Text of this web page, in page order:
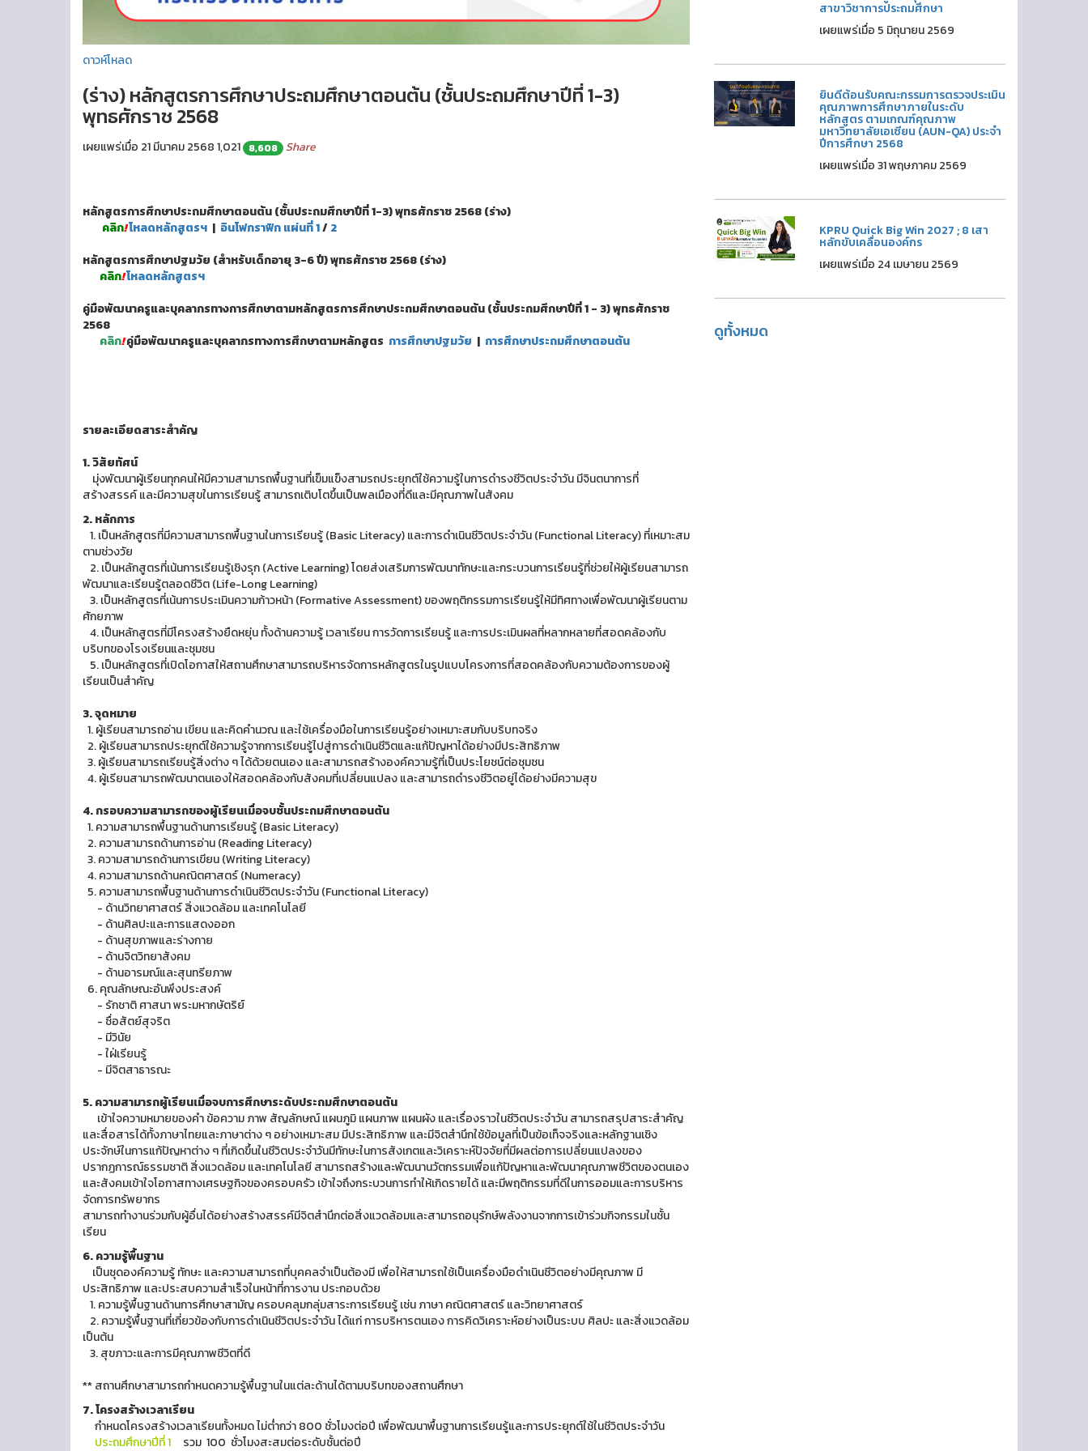
ดาวห์โหลด
(ร่าง) หลักสูตรการศึกษาประถมศึกษาตอนต้น (ชั้นประถมศึกษาปีที่ 1-3)
พุทธศักราช 2568
เผยแพร่เมื่อ 21 มีนาคม 25681,021 8,608 Share
หลักสูตรการศึกษาประถมศึกษาตอนต้น (ชั้นประถมศึกษาปีที่ 1-3) พุทธศักราช 2568 (ร่าง)
คลิก!โหลดหลักสูตรฯ | อินโฟกราฟิก แผ่นที่ 1/2
หลักสูตรการศึกษาปฐมวัย (สำหรับเด็กอายุ 3-6 ปี) พุทธศักราช 2568 (ร่าง)
คลิก!โหลดหลักสูตรฯ
คู่มือพัฒนาครูและบุคลากรทางการศึกษาตามหลักสูตรการศึกษาประถมศึกษาตอนต้น (ชั้นประถมศึกษาปีที่ 1 - 3) พุทธศักราช
2568
คลิก!คู่มือพัฒนาครูและบุคลากรทางการศึกษาตามหลักสูตร การศึกษาปฐมวัย | การศึกษาประถมศึกษาตอนต้น
รายละเอียดสาระสำคัญ
1. วิสัยทัศน์
มุ่งพัฒนาผู้เรียนทุกคนให้มีความสามารถพื้นฐานที่เข็มแข็งสามรถประยุกต์ใช้ความรู้ในการดำรงชีวิตประจำวัน มีจินตนาการที่
สร้างสรรค์ และมีความสุขในการเรียนรู้ สามารถเติบโตขึ้นเป็นพลเมืองที่ดีและมีคุณภาพในสังคม
2. หลักการ
1. เป็นหลักสูตรที่มีความสามารถพื้นฐานในการเรียนรู้ (Basic Literacy) และการดำเนินชีวิตประจำวัน (Functional Literacy) ที่เหมาะสม
ตามช่วงวัย
2. เป็นหลักสูตรที่เน้นการเรียนรู้เชิงรุก (Active Learning) โดยส่งเสริมการพัฒนาทักษะและกระบวนการเรียนรู้ที่ช่วยให้ผู้เรียนสามารถ
พัฒนาและเรียนรู้ตลอดชีวิต (Life-Long Learning)
3. เป็นหลักสูตรที่เน้นการประเมินความก้าวหน้า (Formative Assessment) ของพฤติกรรมการเรียนรู้ให้มีทิศทางเพื่อพัฒนาผู้เรียนตาม
ศักยภาพ
4. เป็นหลักสูตรที่มีโครงสร้างยืดหยุ่น ทั้งด้านความรู้ เวลาเรียน การวัดการเรียนรู้ และการประเมินผลที่หลากหลายที่สอดคล้องกับ
บริบทของโรงเรียนและชุมชน
5. เป็นหลักสูตรที่เปิดโอกาสให้สถานศึกษาสามารถบริหารจัดการหลักสูตรในรูปแบบโครงการที่สอดคล้องกับความต้องการของผู้
เรียนเป็นสำคัญ
3. จุดหมาย
1. ผู้เรียนสามารถอ่าน เขียน และคิดคำนวณ และใช้เครื่องมือในการเรียนรู้อย่างเหมาะสมกับบริบทจริง
2. ผู้เรียนสามารถประยุกต์ใช้ความรู้จากการเรียนรู้ไปสู่การดำเนินชีวิตและแก้ปัญหาได้อย่างมีประสิทธิภาพ
3. ผู้เรียนสามารถเรียนรู้สิ่งต่าง ๆ ได้ด้วยตนเอง และสามารถสร้างองค์ความรู้ที่เป็นประโยชน์ต่อชุมชน
4. ผู้เรียนสามารถพัฒนาตนเองให้สอดคล้องกับสังคมที่เปลี่ยนแปลง และสามารถดำรงชีวิตอยู่ได้อย่างมีความสุข
4. กรอบความสามารถของผู้เรียนเมื่อจบชั้นประถมศึกษาตอนต้น
1. ความสามารถพื้นฐานด้านการเรียนรู้ (Basic Literacy)
2. ความสามารถด้านการอ่าน (Reading Literacy)
3. ความสามารถด้านการเขียน (Writing Literacy)
4. ความสามารถด้านคณิตศาสตร์ (Numeracy)
5. ความสามารถพื้นฐานด้านการดำเนินชีวิตประจำวัน (Functional Literacy)
- ด้านวิทยาศาสตร์ สิ่งแวดล้อม และเทคโนโลยี
- ด้านศิลปะและการแสดงออก
- ด้านสุขภาพและร่างกาย
- ด้านจิตวิทยาสังคม
- ด้านอารมณ์และสุนทรียภาพ
6. คุณลักษณะอันพึงประสงค์
- รักชาติ ศาสนา พระมหากษัตริย์
- ซื่อสัตย์สุจริต
- มีวินัย
- ใฝ่เรียนรู้
- มีจิตสาธารณะ
5. ความสามารถผู้เรียนเมื่อจบการศึกษาระดับประถมศึกษาตอนต้น
เข้าใจความหมายของคำ ข้อความ ภาพ สัญลักษณ์ แผนภูมิ แผนภาพ แผนผัง และเรื่องราวในชีวิตประจำวัน สามารถสรุปสาระสำคัญ
และสื่อสารได้ทั้งภาษาไทยและภาษาต่าง ๆ อย่างเหมาะสม มีประสิทธิภาพ และมีจิตสำนึกใช้ข้อมูลที่เป็นข้อเท็จจริงและหลักฐานเชิง
ประจักษ์ในการแก้ปัญหาต่าง ๆ ที่เกิดขึ้นในชีวิตประจำวันมีทักษะในการสังเกตและวิเคราะห์ปัจจัยที่มีผลต่อการเปลี่ยนแปลงของ
ปรากฏการณ์ธรรมชาติ สิ่งแวดล้อม และเทคโนโลยี สามารถสร้างและพัฒนานวัตกรรมเพื่อแก้ปัญหาและพัฒนาคุณภาพชีวิตของตนเอง
และสังคมเข้าใจโอกาสทางเศรษฐกิจของครอบครัว เข้าใจถึงกระบวนการทำให้เกิดรายได้ และมีพฤติกรรมที่ดีในการออมและการบริหาร
จัดการทรัพยากร
สามารถทำงานร่วมกับผู้อื่นได้อย่างสร้างสรรค์มีจิตสำนึกต่อสิ่งแวดล้อมและสามารถอนุรักษ์พลังงานจากการเข้าร่วมกิจกรรมในชั้น
เรียน
6. ความรู้พื้นฐาน
เป็นชุดองค์ความรู้ ทักษะ และความสามารถที่บุคคลจำเป็นต้องมี เพื่อให้สามารถใช้เป็นเครื่องมือดำเนินชีวิตอย่างมีคุณภาพ มี
ประสิทธิภาพ และประสบความสำเร็จในหน้าที่การงาน ประกอบด้วย
1. ความรู้พื้นฐานด้านการศึกษาสามัญ ครอบคลุมกลุ่มสาระการเรียนรู้ เช่น ภาษา คณิตศาสตร์ และวิทยาศาสตร์
2. ความรู้พื้นฐานที่เกี่ยวข้องกับการดำเนินชีวิตประจำวัน ได้แก่ การบริหารตนเอง การคิดวิเคราะห์อย่างเป็นระบบ ศิลปะ และสิ่งแวดล้อม
เป็นต้น
3. สุขภาวะและการมีคุณภาพชีวิตที่ดี
** สถานศึกษาสามารถกำหนดความรู้พื้นฐานในแต่ละด้านได้ตามบริบทของสถานศึกษา
7. โครงสร้างเวลาเรียน
กำหนดโครงสร้างเวลาเรียนทั้งหมด ไม่ต่ำกว่า 800 ชั่วโมงต่อปี เพื่อพัฒนาพื้นฐานการเรียนรู้และการประยุกต์ใช้ในชีวิตประจำวัน
ประถมศึกษาปีที่ 1 รวม 100 ชั่วโมงสะสมต่อระดับชั้นต่อปี
สาขาวิชาการประถมศึกษา
เผยแพร่เมื่อ 5 มิถุนายน 2569
ยินดีต้อนรับคณะกรรมการตรวจประเมิน
คุณภาพการศึกษาภายในระดับ
หลักสูตร ตามเกณฑ์คุณภาพ
มหาวิทยาลัยเอเซียน (AUN-QA) ประจำ
ปีการศึกษา 2568
เผยแพร่เมื่อ 31 พฤษภาคม 2569
KPRU Quick Big Win 2027 ; 8 เสา
หลักขับเคลื่อนองค์กร
เผยแพร่เมื่อ 24 เมษายน 2569
ดูทั้งหมด